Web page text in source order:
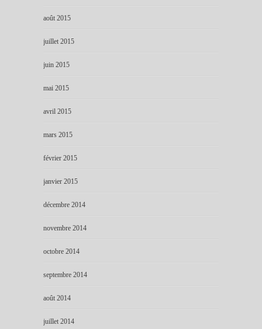
août 2015
juillet 2015
juin 2015
mai 2015
avril 2015
mars 2015
février 2015
janvier 2015
décembre 2014
novembre 2014
octobre 2014
septembre 2014
août 2014
juillet 2014